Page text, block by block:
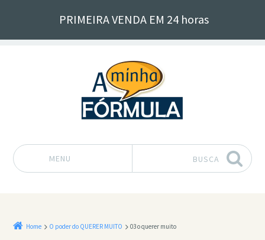
PRIMEIRA VENDA EM 24 horas
MENU BUSCA
Home O poder do QUERER MUITO 03 o querer muito